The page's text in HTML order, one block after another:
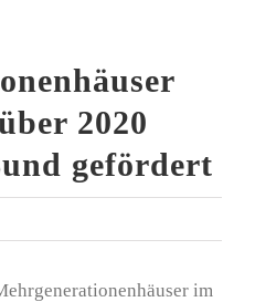
2020
gefördert
im